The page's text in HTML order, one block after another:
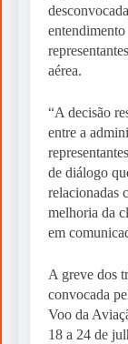
aérea.
“A decisão
entre a
de diálogo
relacionadas
melhoria da
em
A greve dos
convocada
Voo da
18 a 24 de